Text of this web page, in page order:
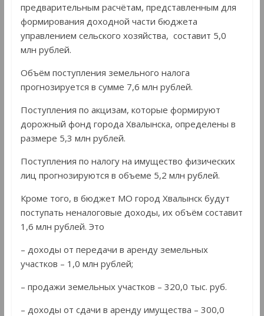
предварительным расчётам, представленным для
формирования доходной части бюджета
управлением сельского хозяйства, составит 5,0
млн рублей.
Объём поступления земельного налога
прогнозируется в сумме 7,6 млн рублей.
Поступления по акцизам, которые формируют
дорожный фонд города Хвалынска, определены в
размере 5,3 млн рублей.
Поступления по налогу на имущество физических
лиц прогнозируются в объеме 5,2 млн рублей.
Кроме того, в бюджет МО город Хвалынск будут
поступать неналоговые доходы, их объём составит
1,6 млн рублей. Это
– доходы от передачи в аренду земельных
участков – 1,0 млн рублей;
– продажи земельных участков – 320,0 тыс. руб.
– доходы от сдачи в аренду имущества – 300,0